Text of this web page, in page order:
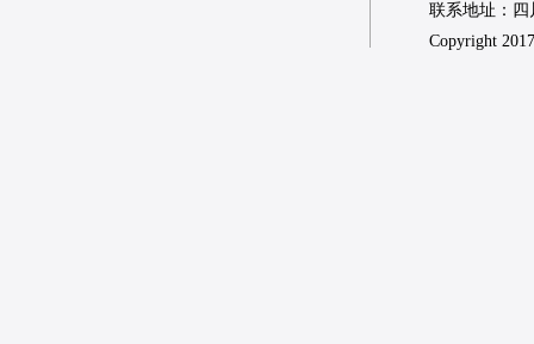
联系地址：四
Copyright